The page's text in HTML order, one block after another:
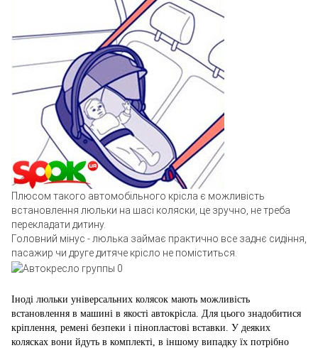
Плюсом такого автомобільного крісла є можливість
встановлення люльки на шасі коляски, це зручно, не треба
перекладати дитину.
Головний мінус - люлька займає практично все заднє сидіння,
пасажир чи друге дитяче крісло не поміститься.
Іноді люльки універсальних колясок мають можливість
встановлення в машині в якості автокрісла. Для цього знадобитися
кріплення, ремені безпеки і пінопластові вставки. У деяких
колясках вони йдуть в комплекті, в іншому випадку їх потрібно